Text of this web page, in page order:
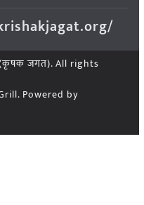
जगत). All rights
Powered by